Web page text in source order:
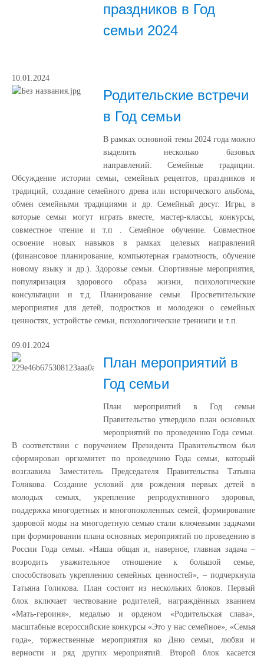
праздников в Год
семьи 2024
10.01.2024
Родительские встречи
в Год семьи
В рамках основной темы 2024 года можно
выделить несколько базовых
направлений: Семейные традиции.
Обсуждение истории семьи, семейных рецептов, праздников и
традиций, создание семейного древа или исторического альбома,
обмен семейными традициями и др. Семейный досуг. Игры, в
которые семьи могут играть вместе, мастер-классы, конкурсы,
совместное чтение и т.п . Семейное обучение. Совместное
освоение новых навыков в рамках целевых направлений
(финансовое планирование, компьютерная грамотность, обучение
новому языку и др.). Здоровье семьи. Спортивные мероприятия,
популяризация здорового образа жизни, психологические
консультации и т.д. Планирование семьи. Просветительские
мероприятия для детей, подростков и молодежи о семейных
ценностях, устройстве семьи, психологические тренинги и т.п.
09.01.2024
План мероприятий в
Год семьи
План мероприятий в Год семьи
Правительство утвердило план основных
мероприятий по проведению Года семьи.
В соответствии с поручением Президента Правительством был
сформирован оргкомитет по проведению Года семьи, который
возглавила Заместитель Председателя Правительства Татьяна
Голикова. Создание условий для рождения первых детей в
молодых семьях, укрепление репродуктивного здоровья,
поддержка многодетных и многопоколенных семей, формирование
здоровой моды на многодетную семью стали ключевыми задачами
при формировании плана основных мероприятий по проведению в
России Года семьи. «Наша общая и, наверное, главная задача –
возродить уважительное отношение к большой семье,
способствовать укреплению семейных ценностей», – подчеркнула
Татьяна Голикова. План состоит из нескольких блоков. Первый
блок включает чествование родителей, награждённых званием
«Мать-героиня», медалью и орденом «Родительская слава»,
масштабные всероссийские конкурсы «Это у нас семейное», «Семья
года», торжественные мероприятия ко Дню семьи, любви и
верности и ряд других мероприятий. Второй блок касается